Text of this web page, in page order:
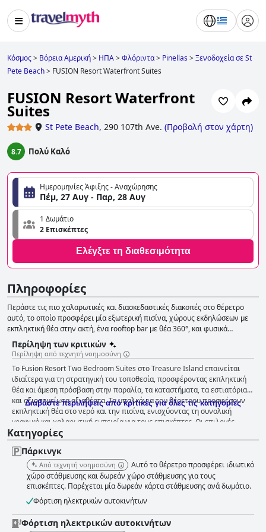
Κόσμος> Βόρεια Αμερική> ΗΠΑ>Φλόριντα> Pinellas>Ξενοδοχεία σε St
Pete Beach> FUSION Resort Waterfront Suites
FUSION Resort Waterfront
Suites
St Pete Beach, 290 107th Ave. (Προβολή στον χάρτη)
8.7 Πολύ Καλό
Ημερομηνίες Άφιξης - Αναχώρησης
Πέμ, 27 Αυγ - Παρ, 28 Αυγ
1 Δωμάτιο
2 Επισκέπτες
Ελέγξτε τη διαθεσιμότητα
Πληροφορίες
Περάστε τις πιο χαλαρωτικές και διασκεδαστικές διακοπές στο θέρετρο
αυτό, το οποίο προσφέρει μία εξωτερική πισίνα, χώρους εκδηλώσεων με
εκπληκτική θέα στην ακτή, ένα rooftop bar με θέα 360°, και φυσικά
μοντέρνες και άνετες σουίτες εξοπλισμένες με όλα όσα χρειάζεστε καθόλη
τη διάρκεια της διαμονής σας.
Περίληψη των κριτικών
Περίληψη από τεχνητή νοημοσύνη
Το Fusion Resort Two Bedroom Suites στο Treasure Island επαινείται
ιδιαίτερα για τη στρατηγική του τοποθεσία, προσφέροντας εκπληκτική
θέα και άμεση πρόσβαση στην παραλία, τα καταστήματα, τα εστιατόρια
και αξιοσημείωτα αξιοθέατα. Τα μπαλκόνια του θέρετρου προσφέρουν
εκπληκτική θέα στο νερό και την πισίνα, ενισχύοντας τη συνολική
γραφική και χαλαρωτική εμπειρία για τους επισκέπτες. Οι επιλογές
πρωινού στο θέρετρο χρήζουν βελτίωσης, καθώς ορισμένοι επισκέπτες
βρίσκουν την έλλειψη πρωινού στις εγκαταστάσεις άβολη. Παρόλα
αυτά, τα κοντινά εστιατόρια προτάθηκαν θερμά από τους θαμώνες. Οι
εμπειρίες δείπνου ποικίλλουν, με τις καλά εξοπλισμένες κουζίνες σε
κάθε σουίτα να αποτελούν το highlight, αν και οι ασυνεπείς ώρες
λειτουργίας του εστιατορίου στις εγκαταστάσεις ήταν ένα κοινό σημείο
διαφωνίας. Οι επισκέπτες επαινούν συχνά τα ευρύχωρα, καθαρά και
μοντέρνα δωμάτια, τα οποία διαθέτουν μεγάλα μπαλκόνια και είναι καλά
επιπλωμένα για άνεση και ευκολία, συμπεριλαμβανομένων πλυντηρίων
και στεγνωτηρίων ρούχων στα δωμάτια. Η καθαριότητα είναι ένα δυνατό
Διαβάστε περιλήψεις από κριτικές για όλες τις κατηγορίες
Κατηγορίες
Πάρκινγκ
Από τεχνητή νοημοσύνη
Αυτό το θέρετρο προσφέρει ιδιωτικό
χώρο στάθμευσης και δωρεάν χώρο στάθμευσης για τους
επισκέπτες. Παρέχεται μία δωρεάν κάρτα στάθμευσης ανά δωμάτιο.
Φόρτιση ηλεκτρικών αυτοκινήτων
Φόρτιση ηλεκτρικών αυτοκινήτων